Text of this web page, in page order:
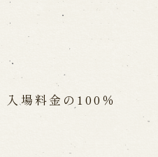
場料金の100％